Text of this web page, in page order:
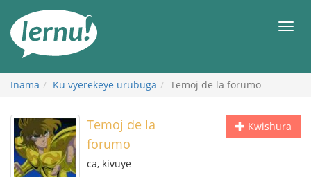
rupapuro
rw'ibirimwo
Inama Ku vyerekeye urubuga Temoj de la forumo
Kwishura
Temoj de la
forumo
ca, kivuye